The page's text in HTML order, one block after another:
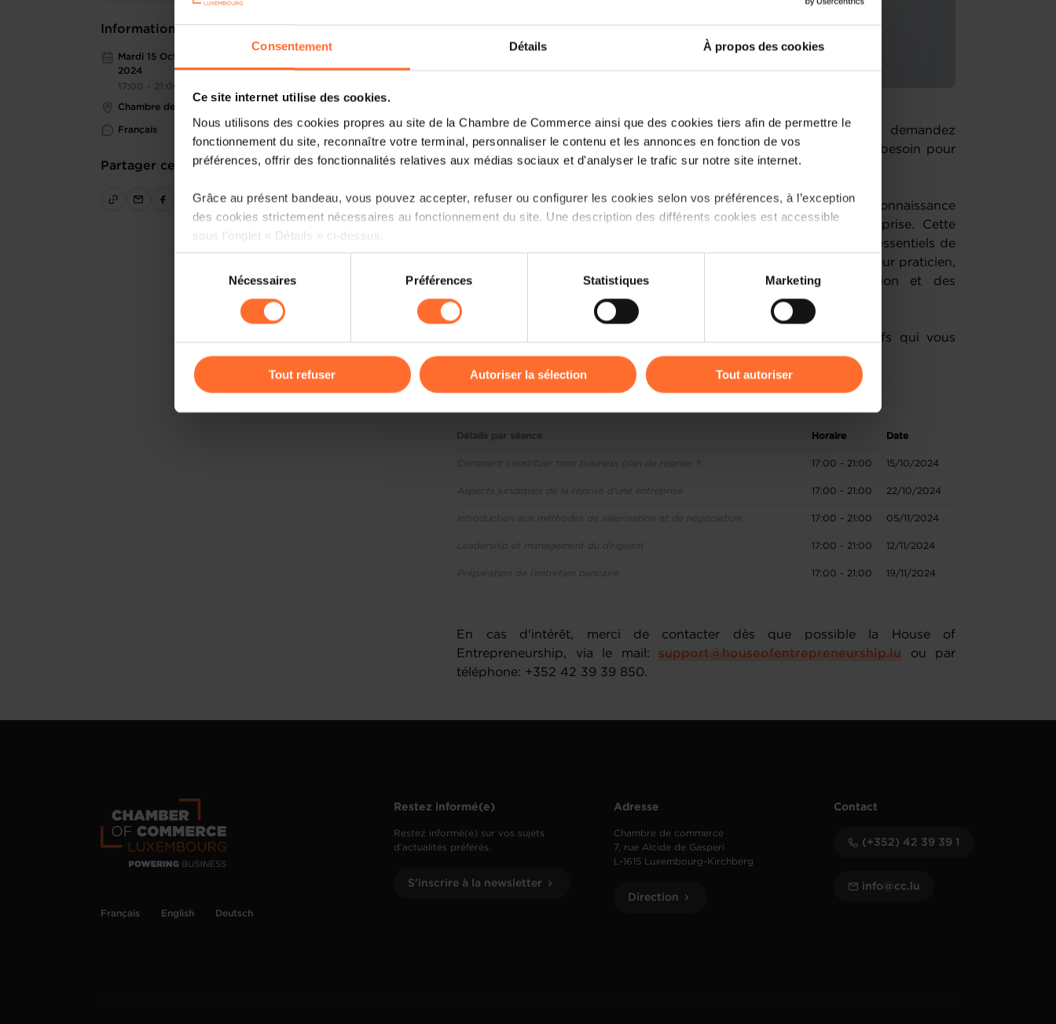
Consentement Détails À propos des cookies
Ce site internet utilise des cookies.
Nous utilisons des cookies propres au site de la Chambre de Commerce ainsi que des cookies tiers afin de permettre le
fonctionnement du site, reconnaître votre terminal, personnaliser le contenu et les annonces en fonction de vos
préférences, offrir des fonctionnalités relatives aux médias sociaux et d'analyser le trafic sur notre site internet.
Grâce au présent bandeau, vous pouvez accepter, refuser ou configurer les cookies selon vos préférences, à l’exception
des cookies strictement nécessaires au fonctionnement du site. Une description des différents cookies est accessible
sous l’onglet « Détails » ci-dessus.
Il est précisé que la navigation sur le site et certaines fonctionnalités (ex : lecture de vidéos, partage sur les réseaux
sociaux, sauvegarde des préférences de lecture vidéo, personnalisation de l’affichage du site) peuvent être affectées en
cas de refus de tous les cookies ou des cookies non nécessaires.
gauche de chaque page.
consentement
Nécessaires Préférences Statistiques Marketing
Tout refuser Autoriser la sélection Tout autoriser
Informations pratiques
Mardi 15 Oct 2024 > Mardi 19 Nov
2024
17:00 - 21:00
Chambre des Métiers
Français
Partager cet article
Vous avez pour projet de reprendre une entreprise ? Vous vous demandez
quelles sont les étapes à réaliser ? De quels documents vous avez besoin pour
être en conformité ?
Reprendre une entreprise demande une certaine préparation et connaissance
afin d’augmenter ses chances de réussite dans son projet de reprise. Cette
nouvelle formation de type court couvrira en 5 modules, les points essentiels de
la reprise d’une entreprise. Chaque module est animé par un formateur praticien,
complété de contributions de professionnels de la transmission et des
témoignages de personnes ayant repris une société.
En un minimum de temps, vous aurez en main les éléments clefs qui vous
permettront d’avancer dans votre projet !
Programme :
Détails par séance Horaire Date
Comment constituer mon business plan de reprise ? 17:00 - 21:00 15/10/2024
Aspects juridiques de la reprise d’une entreprise 17:00 - 21:00 22/10/2024
Introduction aux méthodes de valorisation et de négociation 17:00 - 21:00 05/11/2024
Leadership et management du dirigeant 17:00 - 21:00 12/11/2024
Préparation de l’entretien bancaire 17:00 - 21:00 19/11/2024
En cas d'intérêt, merci de contacter dès que possible la House of
Entrepreneurship, via le mail: support@houseofentrepreneurship.lu ou par
téléphone: +352 42 39 39 850.
Français English Deutsch
Restez informé(e)
Restez informé(e) sur vos sujets
d’actualités préférés.
S'inscrire à la newsletter
Adresse
Chambre de commerce
7, rue Alcide de Gasperi
L-1615 Luxembourg-Kirchberg
Direction
Contact
(+352) 42 39 39 1
info@cc.lu